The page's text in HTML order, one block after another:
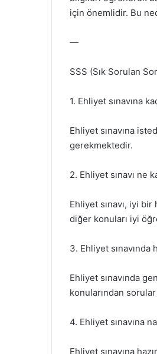
için önemlidir. Bu
—
SSS (Sık Sorulan
1. Ehliyet sınavına
Ehliyet sınavına
gerekmektedir.
2. Ehliyet sınavı ne
Ehliyet sınavı, iyi
diğer konuları iyi
3. Ehliyet
Ehliyet sınavında
konularından
4. Ehliyet sınavına
Ehliyet sınavına